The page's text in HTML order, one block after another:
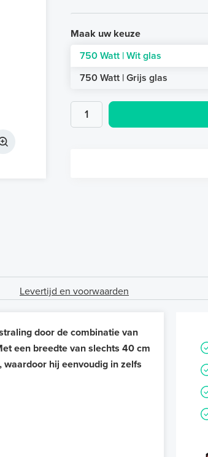
Maak uw keuze
750 Watt | Wit glas
750 Watt | Grijs glas
Levertijd en voorwaarden
door de combinatie van
een breedte van slechts 40 cm
hij eenvoudig in zelfs